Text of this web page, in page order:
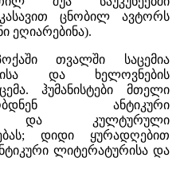
ცნობილ ავტორს
ეღიარებინა).
თვალში საცემია
და ხელოვნების
ჰუმანისტები მთელი
ანტიკური
და კულტურული
დიდი ყურადღებით
ლიტერატურისა და